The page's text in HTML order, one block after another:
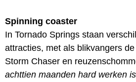
Spinning coaster
In Tornado Springs staan
attracties, met als blikvangers
Storm Chaser en
achttien maanden hard werken